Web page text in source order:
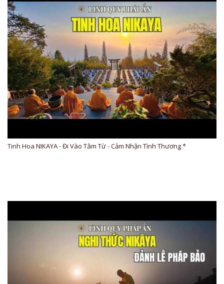
Tinh Hoa NIKAYA - Đi Vào Tâm Từ - Cảm Nhận Tình Thương *